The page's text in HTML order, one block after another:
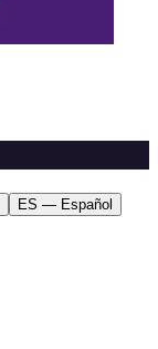
ES — Español